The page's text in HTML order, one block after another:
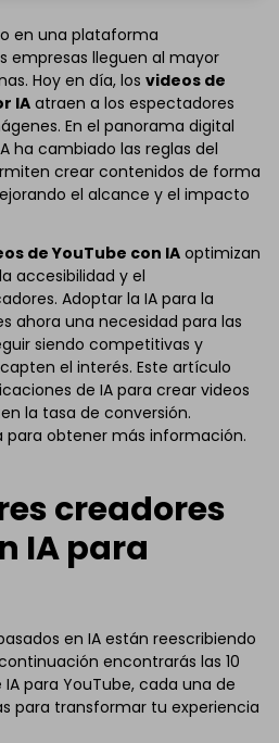
en una plataforma
empresas lleguen al mayor
Hoy en día, los videos de
IAatraen a los espectadores
En el panorama digital
ha cambiado las reglas del
crear contenidos de forma
el alcance y el impacto
de YouTube con IA optimizan
accesibilidad y el
Adoptar la IA para la
ahora una necesidad para las
siendo competitivas y
el interés. Este artículo
de IA para crear videos
la tasa de conversión.
para obtener más información.
creadores
IA para
en IA están reescribiendo
encontrarás las 10
para YouTube, cada una de
para transformar tu experiencia